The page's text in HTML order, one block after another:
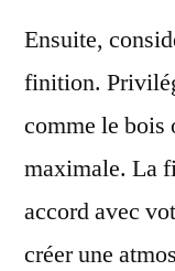
Ensuite,
finition.
comme le bois
maximale. La
accord avec
créer une